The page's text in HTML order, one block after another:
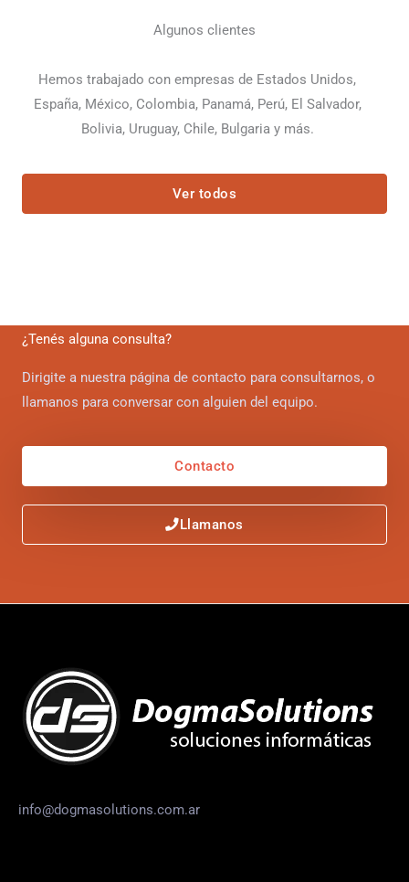
Algunos clientes
Hemos trabajado con empresas de Estados Unidos,
España, México, Colombia, Panamá, Perú, El Salvador,
Bolivia, Uruguay, Chile, Bulgaria y más.
Ver todos
¿Tenés alguna consulta?
Dirigite a nuestra página de contacto para consultarnos, o
llamanos para conversar con alguien del equipo.
Contacto
Llamanos
info@dogmasolutions.com.ar